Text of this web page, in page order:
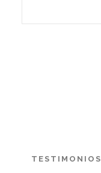
TESTIMONIOS